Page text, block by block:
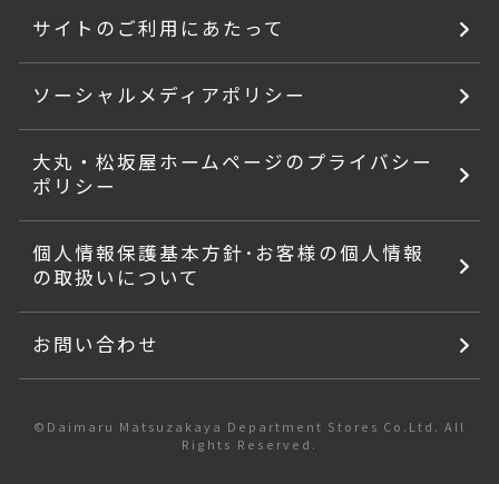
サイトのご利用にあたって
ソーシャルメディアポリシー
大丸・松坂屋ホームページのプライバシー
ポリシー
個人情報保護基本方針･お客様の個人情報
の取扱いについて
お問い合わせ
©Daimaru Matsuzakaya Department Stores Co.Ltd. All
Rights Reserved.